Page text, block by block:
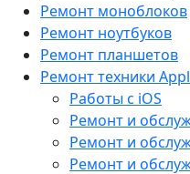
Ремонт моноблоков
Ремонт ноутбуков
Ремонт планшетов
Ремонт техники
Работы с iOS
Ремонт и
Ремонт и
Ремонт и